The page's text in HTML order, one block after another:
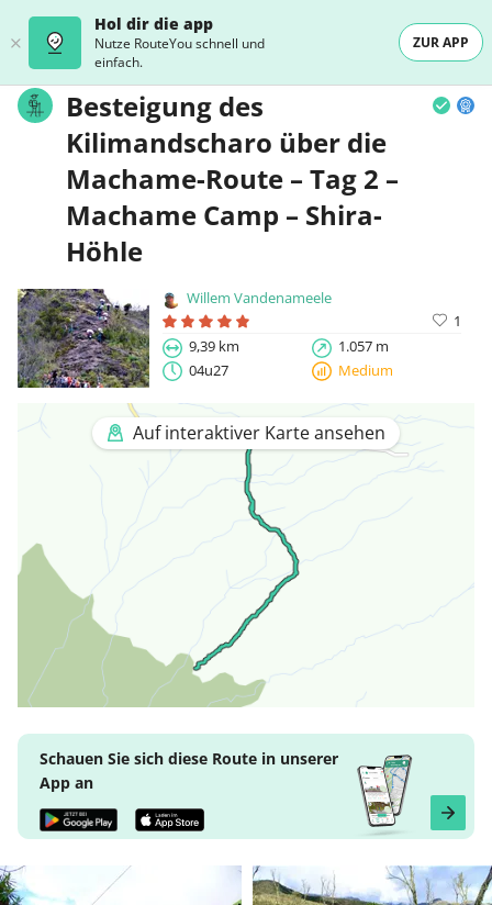
Hol dir die app
Nutze RouteYou schnell und
einfach.
ZUR APP
Besteigung des
Kilimandscharo über die
Machame-Route – Tag 2 –
Machame Camp – Shira-
Höhle
Willem Vandenameele
1
9,39 km
1.057 m
04u27
Medium
Auf interaktiver Karte ansehen
Schauen Sie sich diese Route in unserer
App an